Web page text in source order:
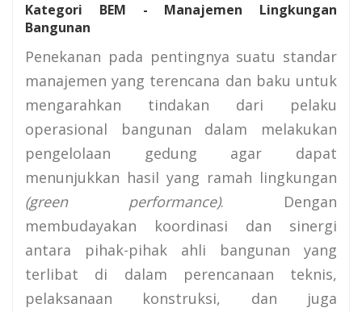
Kategori BEM - Manajemen Lingkungan
Bangunan
Penekanan pada pentingnya suatu standar
manajemen yang terencana dan baku untuk
mengarahkan tindakan dari pelaku
operasional bangunan dalam melakukan
pengelolaan gedung agar dapat
menunjukkan hasil yang ramah lingkungan
(green performance). Dengan
membudayakan koordinasi dan sinergi
antara pihak-pihak ahli bangunan yang
terlibat di dalam perencanaan teknis,
pelaksanaan konstruksi, dan juga